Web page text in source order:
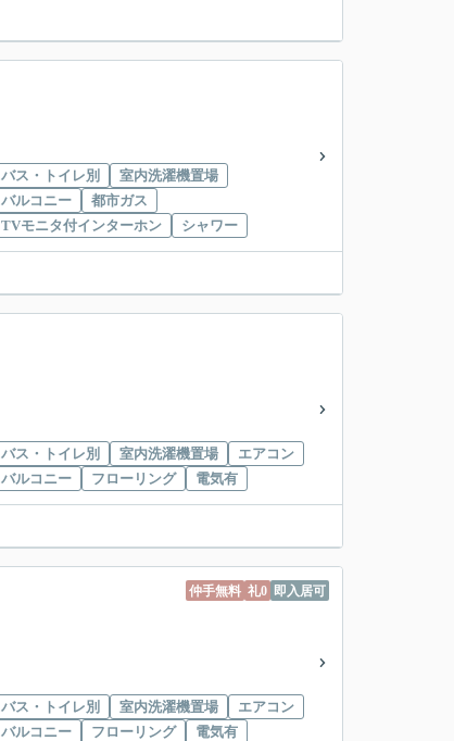
バス・トイレ別
室内洗濯機置場
バルコニー
都市ガス
TVモニタ付インターホン
シャワー
バス・トイレ別
室内洗濯機置場
エアコン
バルコニー
フローリング 電気有
仲手無料 礼0 即入居可
バス・トイレ別
室内洗濯機置場
エアコン
バルコニー
フローリング 電気有